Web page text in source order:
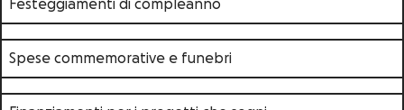
Festeggiamenti di compleanno
Spese commemorative e funebri